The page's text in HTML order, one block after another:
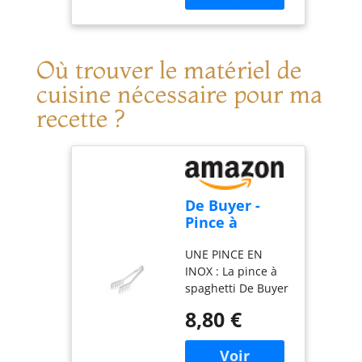
naturelle d’énergie
– Contient des
des nutriments
issus de la
caroube, parfait
pour un regain
Produit en Grèce
par Vassilakis
Estate – Entreprise
reconnue pour la
qualité et la pureté
naturels.
Où trouver le matériel de
cuisine nécessaire pour ma
recette ?
De Buyer -
Pince à
inox - 19,3 cm
-, Argent
UNE PINCE EN
INOX : La pince à
spaghetti De Buyer
fabriquée en acier
inoxydable, offrant
une résistance à la
8,80 €